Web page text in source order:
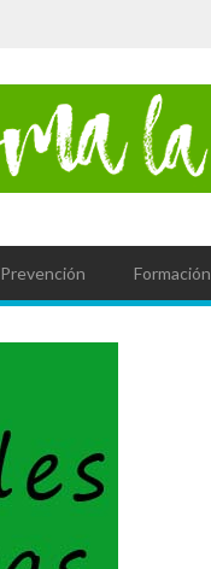
Prevención Formación